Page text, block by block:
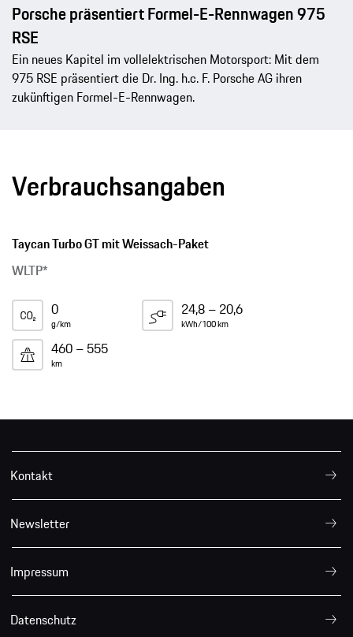
Porsche präsentiert Formel-E-Rennwagen 975
RSE
Ein neues Kapitel im vollelektrischen Motorsport: Mit dem
975 RSE präsentiert die Dr. Ing. h.c. F. Porsche AG ihren
zukünftigen Formel-E-Rennwagen.
Verbrauchsangaben
Taycan Turbo GT mit Weissach-Paket
WLTP*
0
g/km
24,8 – 20,6
kWh/100 km
460 – 555
km
Kontakt
Newsletter
Impressum
Datenschutz